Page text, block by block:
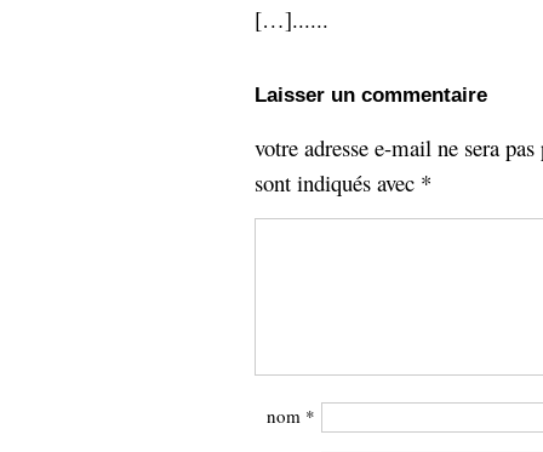
[…]......
Laisser un commentaire
votre adresse e-mail ne sera
sont indiqués avec *
nom *